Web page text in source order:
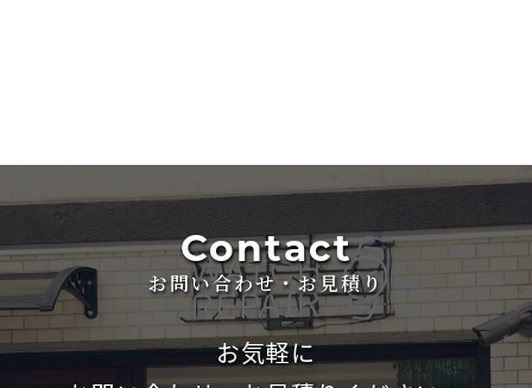
Contact
お問い合わせ・お見積り
お気軽に